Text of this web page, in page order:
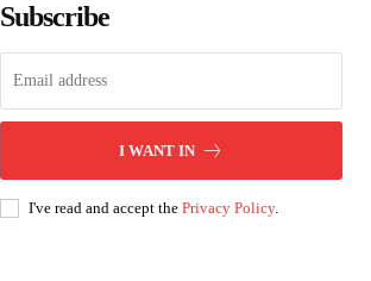
Subscribe
I WANT IN
I've read and accept the Privacy Policy.